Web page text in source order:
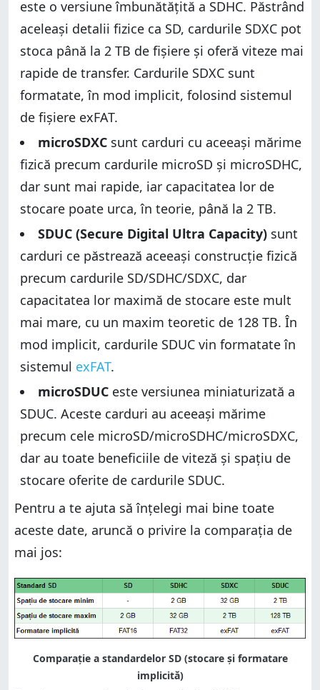
este o versiune îmbunătățită a SDHC. Păstrând
aceleași detalii fizice ca SD, cardurile SDXC pot
stoca până la 2 TB de fișiere și oferă viteze mai
rapide de transfer. Cardurile SDXC sunt
formatate, în mod implicit, folosind sistemul
de fișiere exFAT.
microSDXC sunt carduri cu aceeași mărime
fizică precum cardurile microSD și microSDHC,
dar sunt mai rapide, iar capacitatea lor de
stocare poate urca, în teorie, până la 2 TB.
SDUC (Secure Digital Ultra Capacity) sunt
carduri ce păstrează aceeași construcție fizică
precum cardurile SD/SDHC/SDXC, dar
capacitatea lor maximă de stocare este mult
mai mare, cu un maxim teoretic de 128 TB. În
mod implicit, cardurile SDUC vin formatate în
sistemul exFAT.
microSDUC este versiunea miniaturizată a
SDUC. Aceste carduri au aceeași mărime
precum cele microSD/microSDHC/microSDXC,
dar au toate beneficiile de viteză și spațiu de
stocare oferite de cardurile SDUC.
Pentru a te ajuta să înțelegi mai bine toate
aceste date, aruncă o privire la comparația de
mai jos:
Comparație a standardelor SD (stocare și formatare
implicită)